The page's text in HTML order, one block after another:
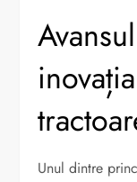
Unul dintre